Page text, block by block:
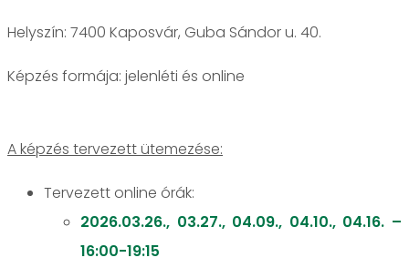
Helyszín: 7400 Kaposvár, Guba Sándor u. 40.
jelenléti és online
A képzés tervezett ütemezése:
Tervezett online órák:
2026.03.26., 03.27., 04.09., 04.10., 04.16. –
16:00-19:15